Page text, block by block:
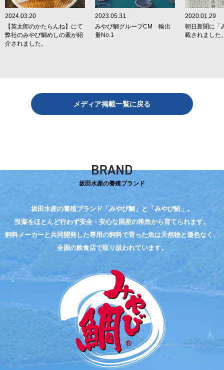
2024.03.20
【英太郎のかたらんね】にて
弊社のみやび鯛めしの素が紹
介されました。
2023.05.31
みやび鯛グループCM 輸出
量No.1
2020.01.29
朝日新聞に「
載されました
メディア掲載一覧に戻る
坂田水産の養殖ブランド
坂田水産の養殖ブランド「みやび鯛」と「みやび鮪」。
投薬をほとんど行わず安全・安心な国産の稚魚から育てられます。
飼料メーカーと共同開発した専用の飼料で育った魚は天然物と遜色なく、
全国の飲食店で取り扱われています。